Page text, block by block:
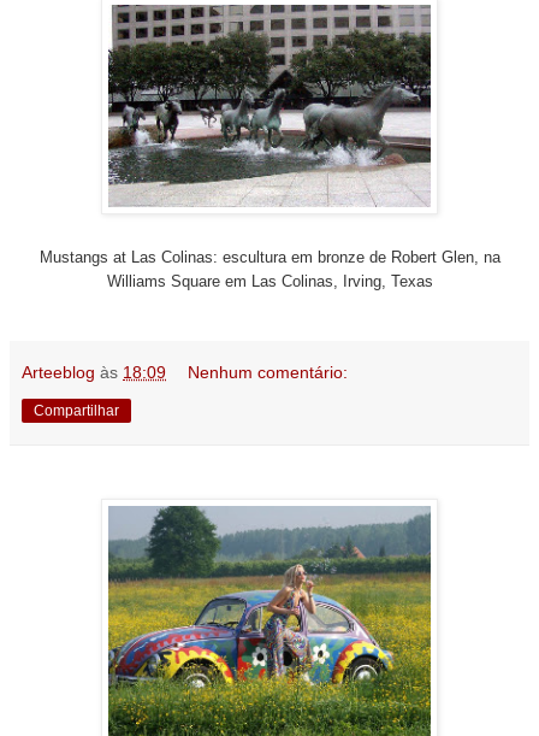
Mustangs at Las Colinas: escultura em bronze de Robert Glen, na
Williams Square em Las Colinas, Irving, Texas
Arteeblog às 18:09 Nenhum comentário:
Compartilhar